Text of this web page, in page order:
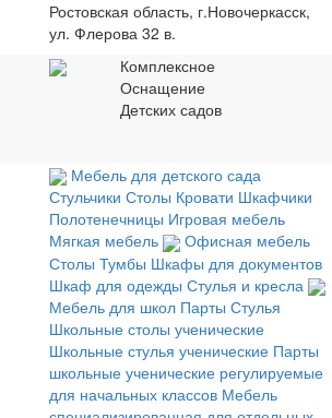
Ростовская область, г.Новочеркасск,
ул. Флерова 32 в.
Комплексное
Оснащение
Детских садов
Мебель для детского сада
Стульчики Столы Кровати Шкафчики
Полотенечницы Игровая мебель
Мягкая мебель
Офисная мебель
Столы Тумбы Шкафы для документов
Шкаф для одежды Стулья и кресла
Мебель для школ Парты Стулья
Школьные столы ученические
Школьные стулья ученические Парты
школьные ученические регулируемые
для начальных классов Мебель